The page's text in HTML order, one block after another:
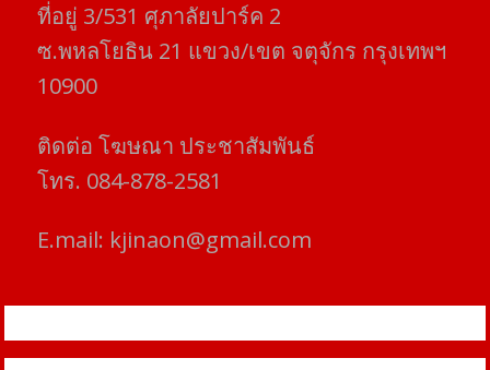
ที่อยู่​ 3/531​ ศุภาลัยปาร์ค​ 2
ซ.พหลโยธิน​ 21​ แขวง/เขต​ จตุจักร​ กรุงเทพฯ
10900
ติดต่อ​ โฆษณา​ ประชาสัมพันธ์
โทร​. 084-878-2581
E.mail: kjinaon@gmail.com